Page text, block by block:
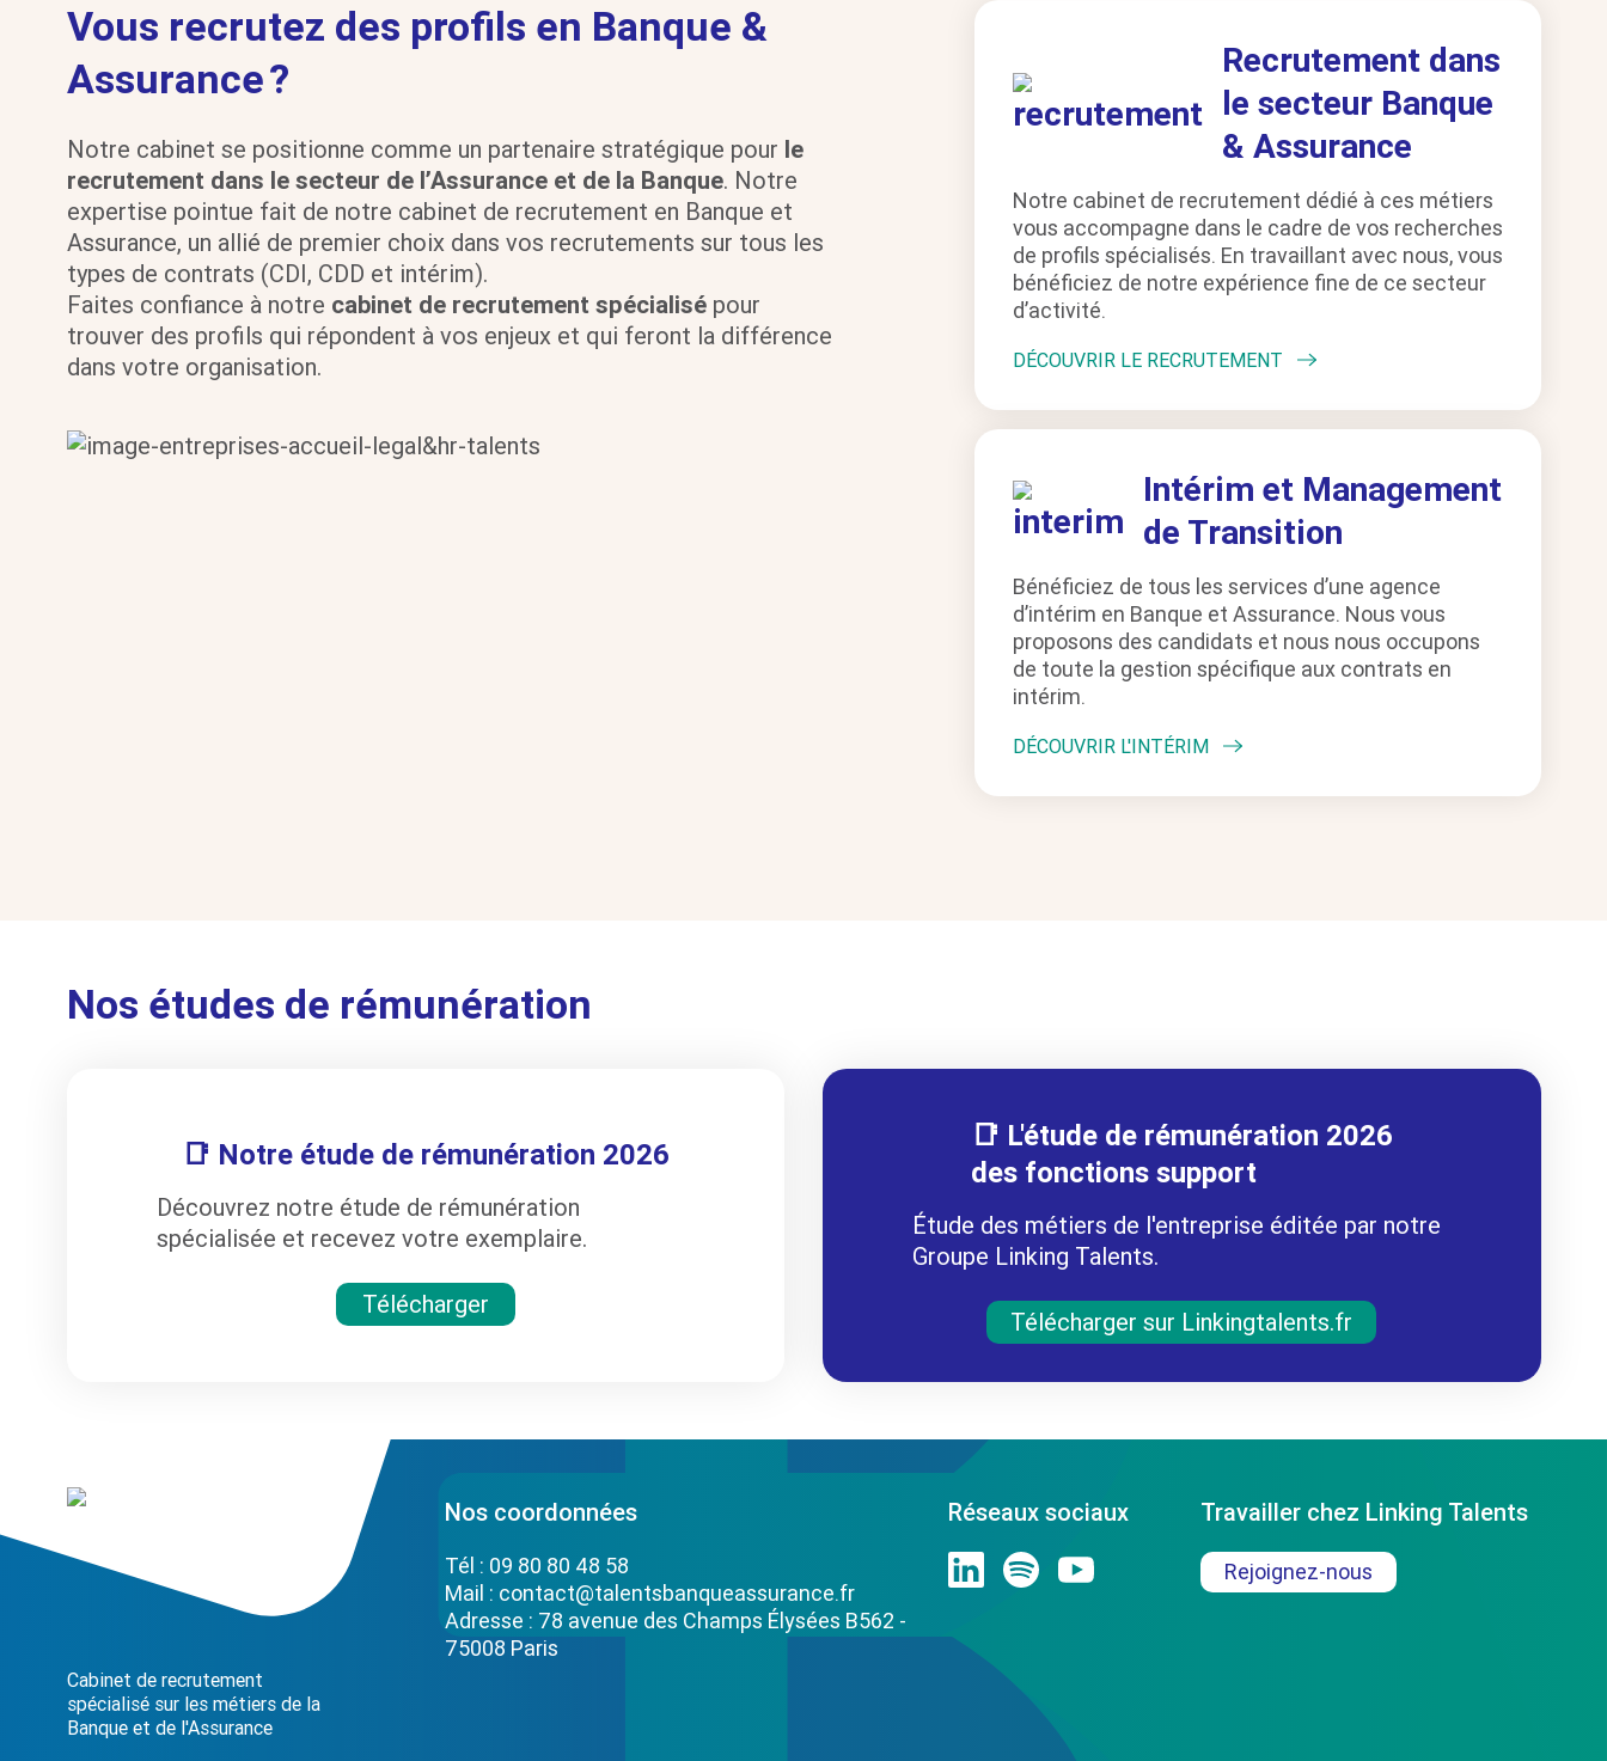
Vous recrutez des profils en Banque &
Assurance ?
Notre cabinet se positionne comme un partenaire stratégique pour le
recrutement dans le secteur de l’Assurance et de la Banque. Notre
expertise pointue fait de notre cabinet de recrutement en Banque et
Assurance, un allié de premier choix dans vos recrutements sur tous les
types de contrats (CDI, CDD et intérim).
Faites confiance à notre cabinet de recrutement spécialisépour
trouver des profils qui répondent à vos enjeux et qui feront la différence
dans votre organisation.
Recrutement dans
le secteur Banque
& Assurance
Notre cabinet de recrutement dédié à ces métiers
vous accompagne dans le cadre de vos recherches
de profils spécialisés. En travaillant avec nous, vous
bénéficiez de notre expérience fine de ce secteur
d’activité.
DÉCOUVRIR LE RECRUTEMENT
Intérim et Management
de Transition
Bénéficiez de tous les services d’une agence
d’intérim en Banque et Assurance. Nous vous
proposons des candidats et nous nous occupons
de toute la gestion spécifique aux contrats en
intérim.
DÉCOUVRIR L'INTÉRIM
Nos études de rémunération
📑 Notre étude de rémunération 2026
Découvrez notre étude de rémunération
spécialisée et recevez votre exemplaire.
Télécharger
📑 L'étude de rémunération 2026
des fonctions support
Étude des métiers de l'entreprise éditée par notre
Groupe Linking Talents.
Télécharger sur Linkingtalents.fr
Cabinet de recrutement
spécialisé sur les métiers de la
Banque et de l'Assurance
Nos coordonnées
Tél : 09 80 80 48 58
Mail : contact@talentsbanqueassurance.fr
Adresse : 78 avenue des Champs Élysées B562 -
75008 Paris
Réseaux sociaux Travailler chez Linking Talents
Rejoignez-nous